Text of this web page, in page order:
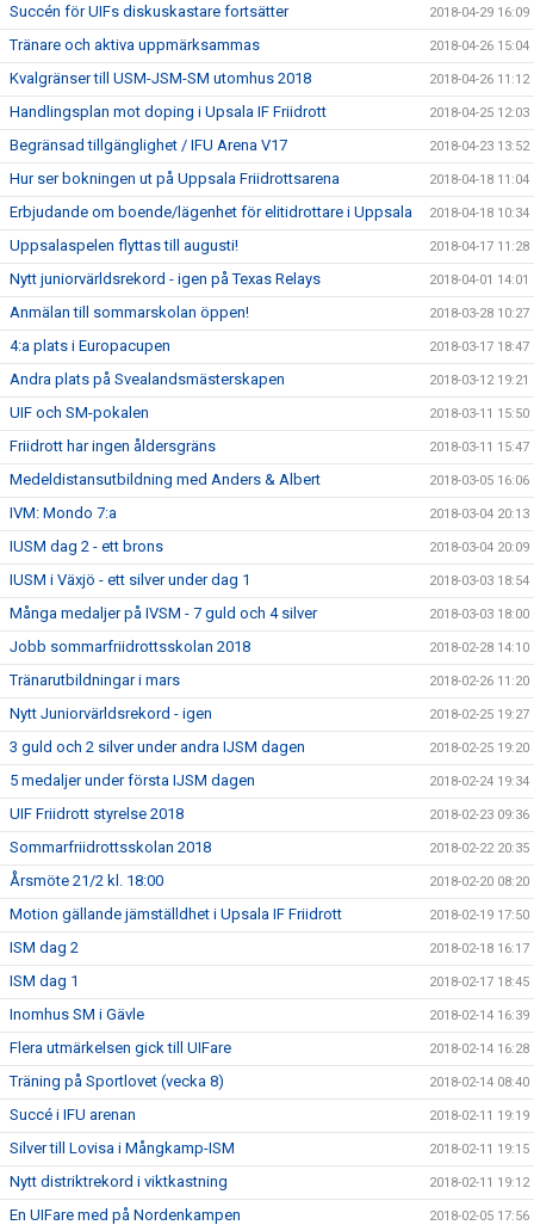
Succén för UIFs diskuskastare fortsätter 2018-04-29 16:09
Tränare och aktiva uppmärksammas 2018-04-26 15:04
Kvalgränser till USM-JSM-SM utomhus 2018 2018-04-26 11:12
Handlingsplan mot doping i Upsala IF Friidrott 2018-04-25 12:03
Begränsad tillgänglighet / IFU Arena V17 2018-04-23 13:52
Hur ser bokningen ut på Uppsala Friidrottsarena 2018-04-18 11:04
Erbjudande om boende/lägenhet för elitidrottare i Uppsala 2018-04-18 10:34
Uppsalaspelen flyttas till augusti! 2018-04-17 11:28
Nytt juniorvärldsrekord - igen på Texas Relays 2018-04-01 14:01
Anmälan till sommarskolan öppen! 2018-03-28 10:27
4:a plats i Europacupen 2018-03-17 18:47
Andra plats på Svealandsmästerskapen 2018-03-12 19:21
UIF och SM-pokalen 2018-03-11 15:50
Friidrott har ingen åldersgräns 2018-03-11 15:47
Medeldistansutbildning med Anders & Albert 2018-03-05 16:06
IVM: Mondo 7:a 2018-03-04 20:13
IUSM dag 2 - ett brons 2018-03-04 20:09
IUSM i Växjö - ett silver under dag 1 2018-03-03 18:54
Många medaljer på IVSM - 7 guld och 4 silver 2018-03-03 18:00
Jobb sommarfriidrottsskolan 2018 2018-02-28 14:10
Tränarutbildningar i mars 2018-02-26 11:20
Nytt Juniorvärldsrekord - igen 2018-02-25 19:27
3 guld och 2 silver under andra IJSM dagen 2018-02-25 19:20
5 medaljer under första IJSM dagen 2018-02-24 19:34
UIF Friidrott styrelse 2018 2018-02-23 09:36
Sommarfriidrottsskolan 2018 2018-02-22 20:35
Årsmöte 21/2 kl. 18:00 2018-02-20 08:20
Motion gällande jämställdhet i Upsala IF Friidrott 2018-02-19 17:50
ISM dag 2 2018-02-18 16:17
ISM dag 1 2018-02-17 18:45
Inomhus SM i Gävle 2018-02-14 16:39
Flera utmärkelsen gick till UIFare 2018-02-14 16:28
Träning på Sportlovet (vecka 8) 2018-02-14 08:40
Succé i IFU arenan 2018-02-11 19:19
Silver till Lovisa i Mångkamp-ISM 2018-02-11 19:15
Nytt distriktrekord i viktkastning 2018-02-11 19:12
En UIFare med på Nordenkampen 2018-02-05 17:56